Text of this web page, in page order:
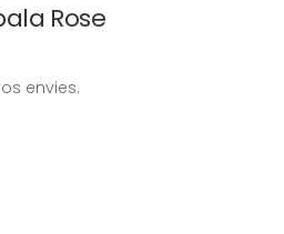
Rose
envies.